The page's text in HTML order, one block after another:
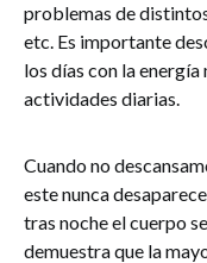
problemas de
etc. Es importante
los días con la
actividades diarias.
Cuando no
este nunca
tras noche el cuerpo
demuestra que la